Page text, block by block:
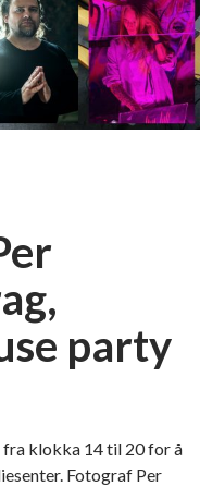
party
klokka 14 til 20 for å
Fotograf Per